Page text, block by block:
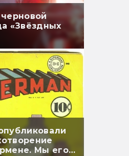
«Звёздных
Мы его